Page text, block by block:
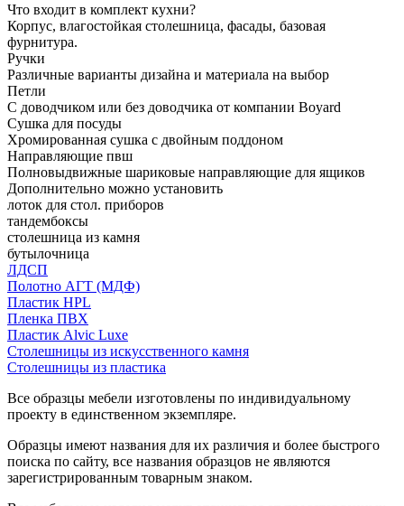
Что входит в комплект кухни?
Корпус, влагостойкая столешница, фасады, базовая
фурнитура.
Ручки
Различные варианты дизайна и материала на выбор
Петли
С доводчиком или без доводчика от компании Boyard
Сушка для посуды
Хромированная сушка с двойным поддоном
Направляющие пвш
Полновыдвижные шариковые направляющие для ящиков
Дополнительно можно установить
лоток для стол. приборов
тандембоксы
столешница из камня
бутылочница
ЛДСП
Полотно АГТ (МДФ)
Пластик HPL
Пленка ПВХ
Пластик Alvic Luxe
Столешницы из искусственного камня
Столешницы из пластика
Все образцы мебели изготовлены по индивидуальному
проекту в единственном экземпляре.
Образцы имеют названия для их различия и более быстрого
поиска по сайту, все названия образцов не являются
зарегистрированным товарным знаком.